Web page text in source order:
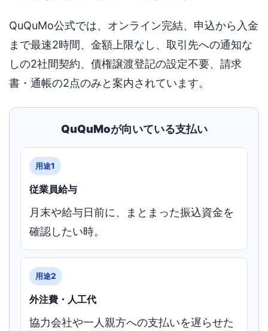
QuQuMo公式では、オンライン完結、申込から入金
まで最速2時間、金額上限なし、取引先への通知な
しの2社間契約、債権譲渡登記の設定不要、請求
書・通帳の2点のみと案内されています。
QuQuMoが向いている支払い
用途1
従業員給与
月末や給与日前に、まとまった振込資金を
確認したい時。
用途2
外注費・人工代
協力会社や一人親方への支払いを遅らせた